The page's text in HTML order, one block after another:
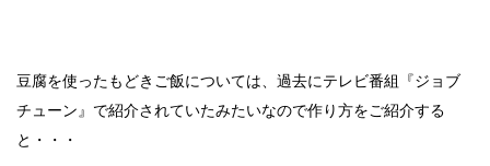
豆腐を使ったもどきご飯については、過去にテレビ番組『ジョブ
チューン』で紹介されていたみたいなので作り方をご紹介する
と・・・